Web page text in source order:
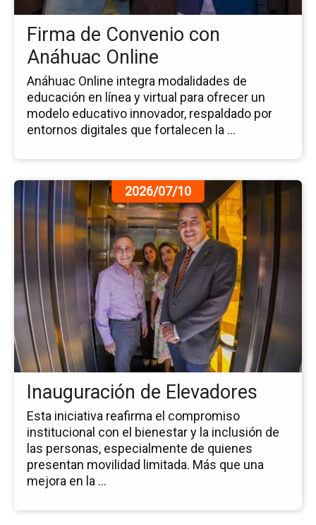
Firma de Convenio con
Anáhuac Online
Anáhuac Online integra modalidades de
educación en línea y virtual para ofrecer un
modelo educativo innovador, respaldado por
entornos digitales que fortalecen la ...
Inauguración de Elevadores
Esta iniciativa reafirma el compromiso
institucional con el bienestar y la inclusión de
las personas, especialmente de quienes
presentan movilidad limitada. Más que una
mejora en la ...
2026/07/10